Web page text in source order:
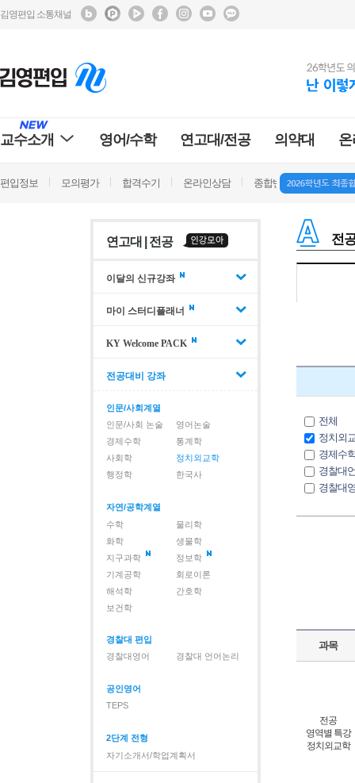
김영편입 소통채널
교수소개 영어/수학 연고대/전공 의약대
편입정보 모의평가 합격수기 온라인상담 종합반 방문상담
연고대 | 전공
이달의 신규강좌
마이 스터디플래너
KY Welcome PACK
전공대비 강좌
인문/사회계열
인문/사회 논술
영어논술
경제수학
통계학
사회학
정치외교학
행정학
한국사
자연/공학계열
수학
물리학
화학
생물학
지구과학
정보학
기계공학
회로이론
해석학
간호학
보건학
경찰대 편입
경찰대영어
경찰대 언어논리
공인영어
TEPS
2단계 전형
자기소개서/학업계획서
전
전체
정치외
경제수
경찰대
경찰대
과목
전공
영역별 특강
정치외교학